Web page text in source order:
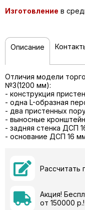
Изготовление в
Описание
Отличия модели
№3(1200 мм):
- конструкция
- одна L-образная
- два пристенных
- выносные
- задняя стенка ДСП
- основание ДСП 16
Рассчитать
Акция!
от 150000 р.!